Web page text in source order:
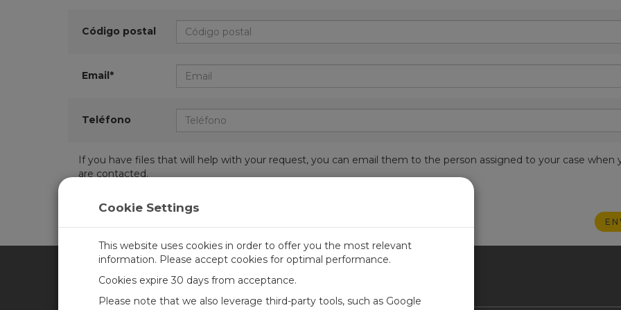
Código postal
Email*
Teléfono
If you have files that will help with your request, you can email them to the person assigned to your case when
are contacted.
CAMPBELL SCIENTIFIC SPAIN
Cookie Settings
This website uses cookies in order to offer you the most relevant
information. Please accept cookies for optimal performance.
Cookies expire 30 days from acceptance.
Please note that we also leverage third-party tools, such as Google